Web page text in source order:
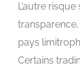
L’autre
pays
Certains